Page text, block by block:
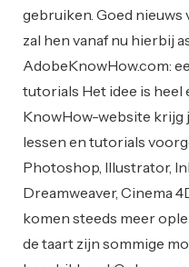
gebruiken. Goed
zal hen vanaf nu hierbij
AdobeKnowHow.com:
tutorials Het idee is heel
KnowHow-website krijg
lessen en tutorials
Photoshop, Illustrator,
Dreamweaver, Cinema
komen steeds meer
de taart zijn sommige